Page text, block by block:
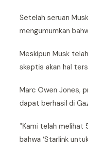
Setelah seruan
mengumumkan
Meskipun Musk
skeptis akan hal
Marc Owen Jones,
dapat berhasil di
“Kami telah melihat
bahwa ‘Starlink